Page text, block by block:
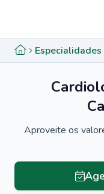
Especialidades
Aproveite os